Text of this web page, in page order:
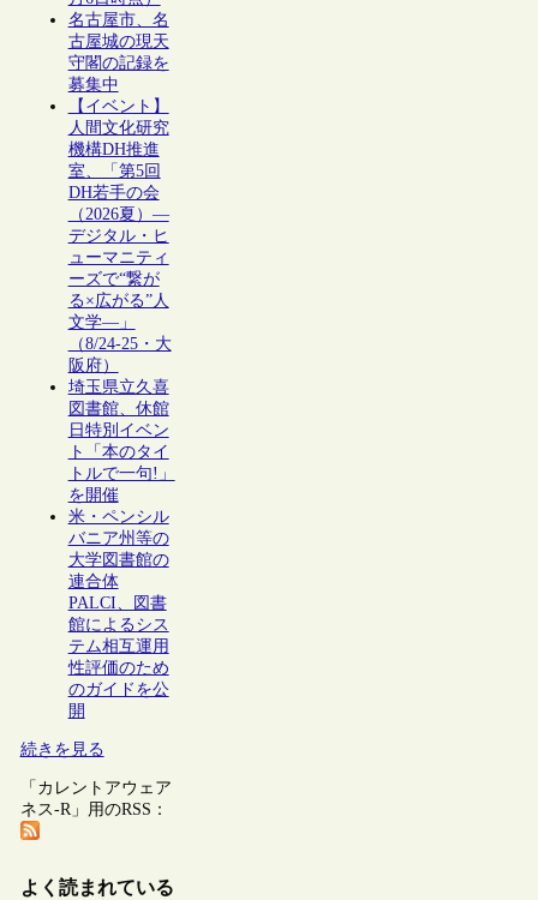
名古屋市、名
古屋城の現天
守閣の記録を
募集中
【イベント】
人間文化研究
機構DH推進
室、「第5回
DH若手の会
（2026夏）―
デジタル・ヒ
ューマニティ
ーズで“繋が
る×広がる”人
文学―」
（8/24-25・大
阪府）
埼玉県立久喜
図書館、休館
日特別イベン
ト「本のタイ
トルで一句!」
を開催
米・ペンシル
バニア州等の
大学図書館の
連合体
PALCI、図書
館によるシス
テム相互運用
性評価のため
のガイドを公
開
続きを見る
「カレントアウェア
ネス-R」用のRSS：
よく読まれている